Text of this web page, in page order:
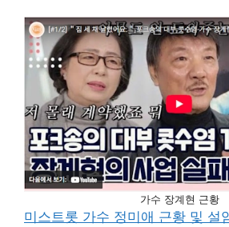
가수 장계현 근황
미스트롯 가수 정미애 근황 및 설